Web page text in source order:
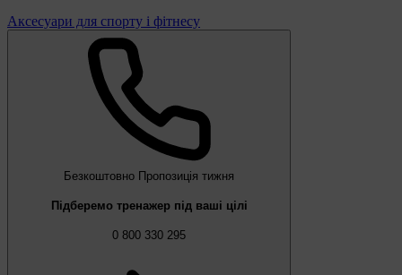
Аксесуари для спорту і фітнесу
Безкоштовно Пропозиція тижня
Підберемо тренажер під ваші цілі
0 800 330 295